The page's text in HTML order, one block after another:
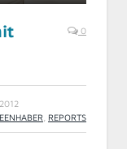
0
REPORTS